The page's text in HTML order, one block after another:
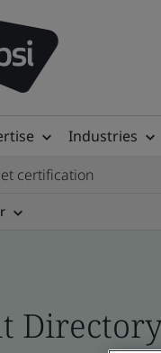
Industries
certification